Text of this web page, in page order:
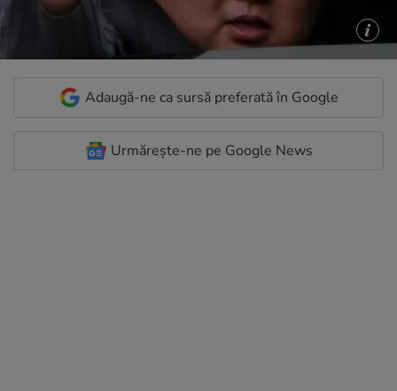
Adaugă-ne ca sursă preferată în Google
Urmărește-ne pe Google News